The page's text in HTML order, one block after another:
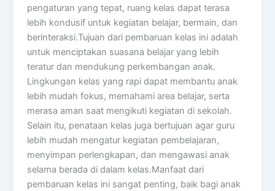
pengaturan yang tepat, ruang kelas dapat terasa
lebih kondusif untuk kegiatan belajar, bermain, dan
berinteraksi.Tujuan dari pembaruan kelas ini adalah
untuk menciptakan suasana belajar yang lebih
teratur dan mendukung perkembangan anak.
Lingkungan kelas yang rapi dapat membantu anak
lebih mudah fokus, memahami area belajar, serta
merasa aman saat mengikuti kegiatan di sekolah.
Selain itu, penataan kelas juga bertujuan agar guru
lebih mudah mengatur kegiatan pembelajaran,
menyimpan perlengkapan, dan mengawasi anak
selama berada di dalam kelas.Manfaat dari
pembaruan kelas ini sangat penting, baik bagi anak